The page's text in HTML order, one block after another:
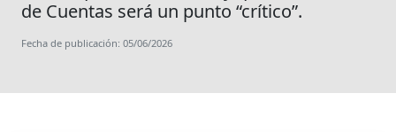
de Cuentas será un punto “crítico”.
Fecha de publicación: 05/06/2026